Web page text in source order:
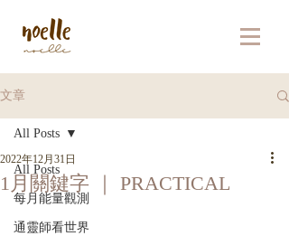
文章
All Posts
每月能量觀測
通靈師看世界
All Posts
1月關鍵字 ｜ PRACTICAL
2022年12月31日